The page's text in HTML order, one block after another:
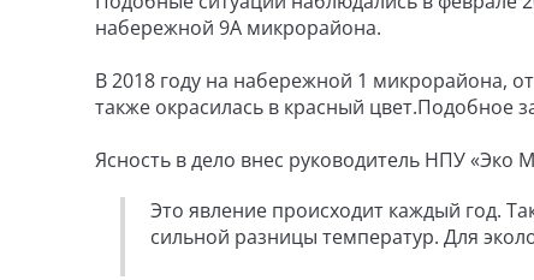
набережной 9А микрорайона.
В 2018 году на набережной 1 микрорайона,
также окрасилась в красный цвет.Подобное
Ясность в дело внес руководитель НПУ «Эко
Это явление происходит каждый год.
сильной разницы температур. Для